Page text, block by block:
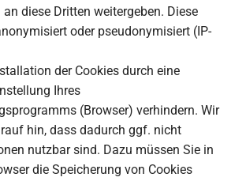
diese Dritten weitergeben. Diese
oder pseudonymisiert (IP-
der Cookies durch eine
Ihres
(Browser) verhindern. Wir
hin, dass dadurch ggf. nicht
nutzbar sind. Dazu müssen Sie in
die Speicherung von Cookies